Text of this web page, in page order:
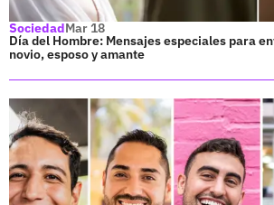
SociedadMar 18
Día del Hombre: Mensajes especiales para
novio, esposo y amante